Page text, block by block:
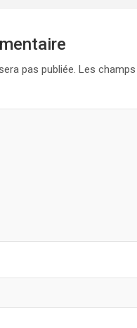
pas publiée. Les